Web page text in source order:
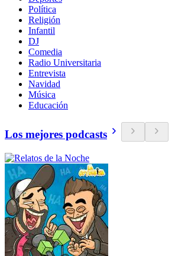
Política
Religión
Infantil
DJ
Comedia
Radio Universitaria
Entrevista
Navidad
Música
Educación
Los mejores podcasts